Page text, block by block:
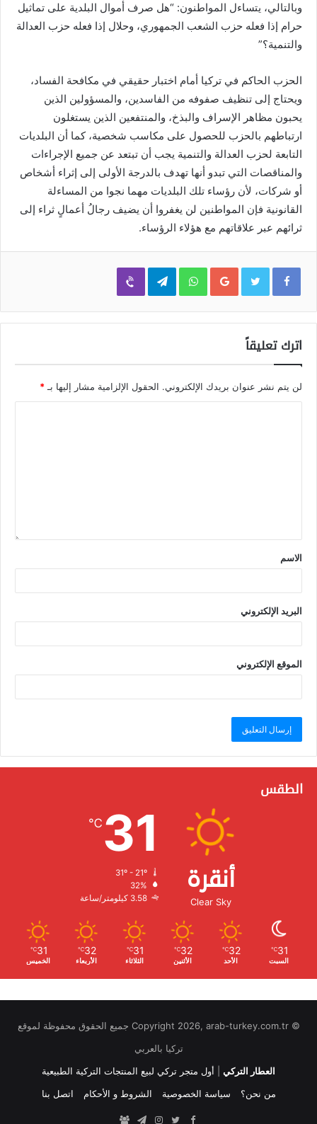
وبالتالي، يتساءل المواطنون: “هل صرف أموال البلدية على تماثيل
حرام إذا فعله حزب الشعب الجمهوري، وحلال إذا فعله حزب العدالة
والتنمية؟”
الحزب الحاكم في تركيا أمام اختبار حقيقي في مكافحة الفساد،
ويحتاج إلى تنظيف صفوفه من الفاسدين، والمسؤولين الذين
يحبون مظاهر الإسراف والبذخ، والمنتفعين الذين يستغلون
ارتباطهم بالحزب للحصول على مكاسب شخصية، كما أن البلديات
التابعة لحزب العدالة والتنمية يجب أن تبتعد عن جميع الإجراءات
والمناقصات التي تبدو أنها تهدف بالدرجة الأولى إلى إثراء أشخاص
أو شركات، لأن رؤساء تلك البلديات مهما نجوا من المساءلة
القانونية فإن المواطنين لن يغفروا أن يضيف رجالُ أعمالٍ ثراء إلى
ثرائهم عبر علاقاتهم مع هؤلاء الرؤساء.
Google+
WhatsApp
Telegram
Viber
اترك تعليقاً
لن يتم نشر عنوان بريدك الإلكتروني. الحقول الإلزامية مشار إليها بـ *
الاسم
البريد الإلكتروني
الموقع الإلكتروني
الطقس
أنقرة
Clear Sky
31
℃
الرطوبة:
الرياح:
31
℃
السبت
32
℃
الأحد
32
℃
الأثنين
31
℃
الثلاثاء
32
℃
الأربعاء
31
℃
الخميس
© Copyright 2026, arab-turkey.com.tr جميع الحقوق محفوظة لموقع
تركيا بالعربي
العطار التركي
أول متجر تركي لبيع المنتجات التركية الطبيعية
من نحن؟
سياسة الخصوصية الشروط و الأحكام اتصل بنا